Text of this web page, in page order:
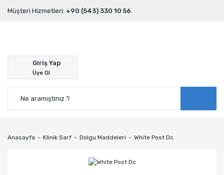
Müşteri Hizmetleri: +90 (543) 330 10 56
Giriş Yap
Üye Ol
Anasayfa Klinik Sarf Dolgu Maddeleri White Post Dc